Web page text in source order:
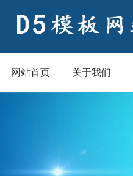
网站首页 关于我们